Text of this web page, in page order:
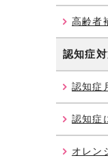
高齢者
認知症
認知症
認知症
オレン